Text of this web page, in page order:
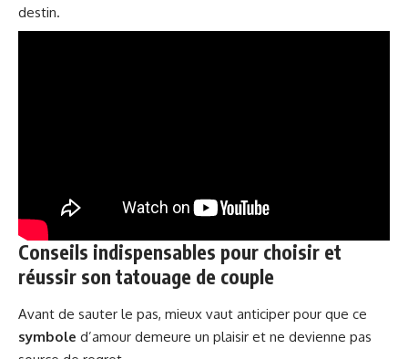
destin.
Conseils indispensables pour choisir et
réussir son tatouage de couple
Avant de sauter le pas, mieux vaut anticiper pour que ce
symbole d’amour demeure un plaisir et ne devienne pas